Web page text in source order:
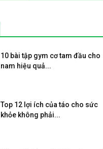
10 bài tập gym cơ tam đầu cho
nam hiệu quả...
Top 12 lợi ích của táo cho sức
khỏe không phải...